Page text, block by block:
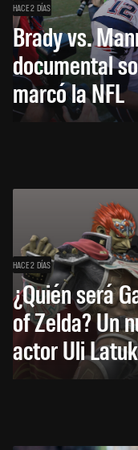
HACE 2 DÍAS
Brady vs.
documental
marcó la NFL
HACE 2 DÍAS
¿Quién será
of Zelda? Un
actor Uli